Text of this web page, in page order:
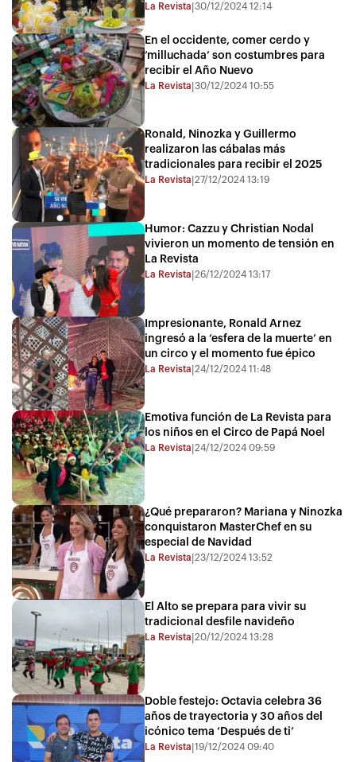
La Revista |30/12/2024 12:14
En el occidente, comer cerdo y
‘milluchada’ son costumbres para
recibir el Año Nuevo
La Revista |30/12/2024 10:55
Ronald, Ninozka y Guillermo
realizaron las cábalas más
tradicionales para recibir el 2025
La Revista |27/12/2024 13:19
Humor: Cazzu y Christian Nodal
vivieron un momento de tensión en
La Revista
La Revista |26/12/2024 13:17
Impresionante, Ronald Arnez
ingresó a la ‘esfera de la muerte’ en
un circo y el momento fue épico
La Revista |24/12/2024 11:48
Emotiva función de La Revista para
los niños en el Circo de Papá Noel
La Revista |24/12/2024 09:59
¿Qué prepararon? Mariana y Ninozka
conquistaron MasterChef en su
especial de Navidad
La Revista |23/12/2024 13:52
El Alto se prepara para vivir su
tradicional desfile navideño
La Revista |20/12/2024 13:28
Doble festejo: Octavia celebra 36
años de trayectoria y 30 años del
icónico tema ‘Después de ti’
La Revista |19/12/2024 09:40